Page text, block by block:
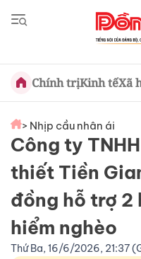
Chính trịKinh tếXã
> Nhịp cầu nhân ái
Công ty
thiết Tiền
đồng hỗ trợ 2
hiểm nghèo
Thứ Ba, 16/6/2026, 21:37